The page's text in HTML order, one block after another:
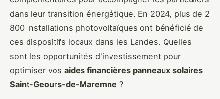
dans leur transition énergétique. En 2024, plus de 2
800 installations photovoltaïques ont bénéficié de
ces dispositifs locaux dans les Landes. Quelles
sont les opportunités d'investissement pour
optimiser vos aides financières panneaux solaires
Saint-Geours-de-Maremne ?